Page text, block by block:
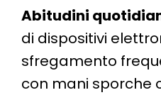
Abitudini
di dispositivi
sfregamento
con mani sporche